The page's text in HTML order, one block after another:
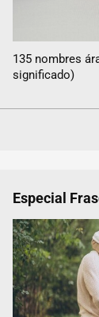
135 nombres
significado)
Especial